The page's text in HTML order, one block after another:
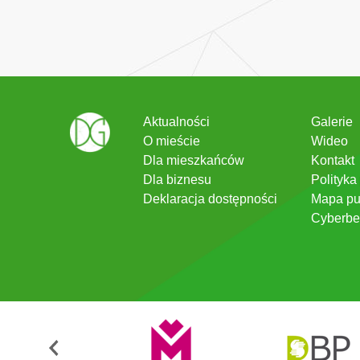
Aktualności
O mieście
Dla mieszkańców
Dla biznesu
Deklaracja dostępności
Galerie
Wideo
Kontakt
Mapa